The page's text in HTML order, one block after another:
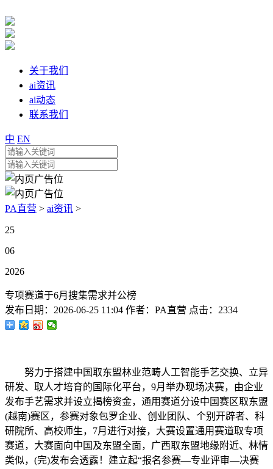
关于我们
ai资讯
ai动态
联系我们
中 EN
PA直营 > ai资讯 >
25
06
2026
专项赛道于6月搜集需求并公榜
发布日期： 2026-06-25 11:04 作者： PA直营 点击： 2334
努力于搭建中国取东盟林业范畴人工智能手艺交换、立异
研发、取人才培育的国际化平台，9月举办现场决赛，由企业
发布手艺需求并设立揭榜资金，通用赛道分设中国赛区取东盟
(越南)赛区，参赛对象包罗企业、创业团队、个别开辟者、科
研院所、高校师生，7月进行对接，大赛设置通用赛道取专项
赛道，大赛面向中国及东盟全面，广西取东盟地缘附近、林情
类似，(完)发布会透露！建立起“报名参赛—专业评审—决赛